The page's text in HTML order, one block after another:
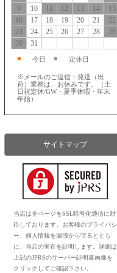
9
10 11 12 13 14
15
16
17 18 19 20 21
22
23
24 25 26 27 28
29
30
31
■ 今日 ■ 定休日
※メールのご返信・発送（出
荷）業務は、お休みです。（土
日祝定休/GW・夏季休暇・年末
年始）
サイトマップ
当店は全ページをSSL暗号化通信に対
応しております。お客様のプライバシ
ー、個人情報を漏洩から守るととも
に、当店の実在を証明します。詳細は
上記のJPRSのサーバー証明書画像を
クリックしてご確認下さい。